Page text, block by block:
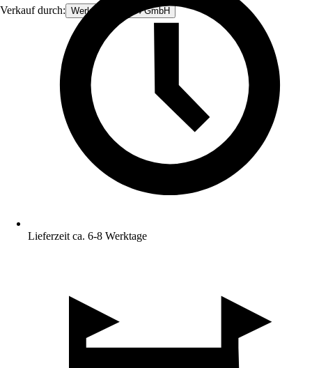
Verkauf durch: Werkzeugstore24 GmbH
Lieferzeit ca. 6-8 Werktage